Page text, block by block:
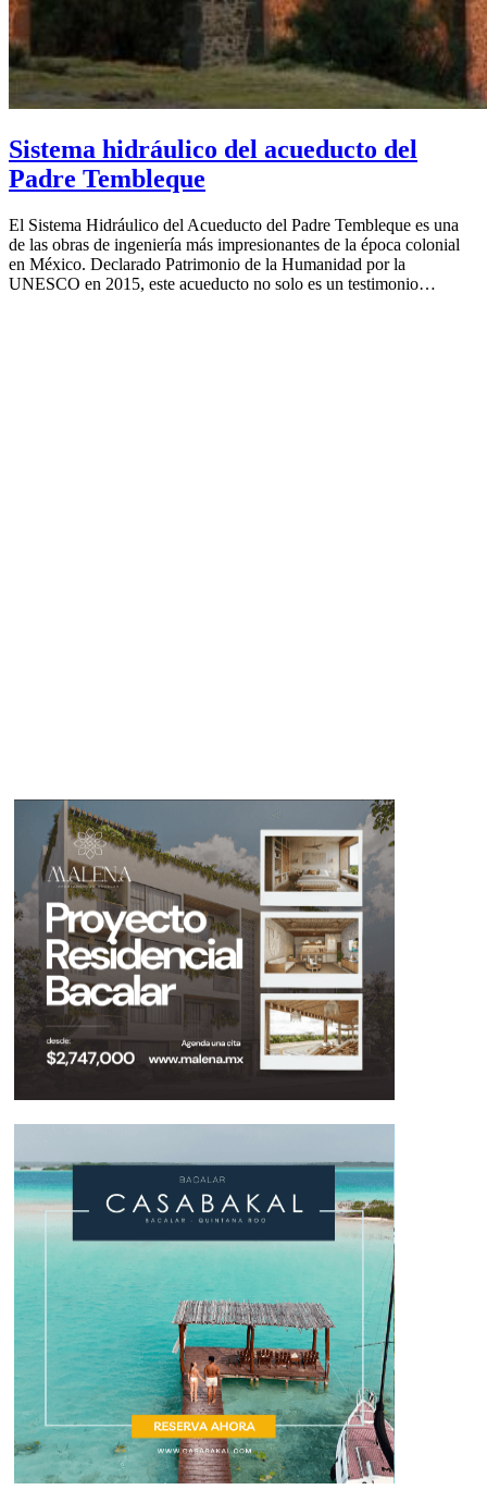
Sistema hidráulico del acueducto del
Padre Tembleque
El Sistema Hidráulico del Acueducto del Padre Tembleque es una
de las obras de ingeniería más impresionantes de la época colonial
en México. Declarado Patrimonio de la Humanidad por la
UNESCO en 2015, este acueducto no solo es un testimonio…